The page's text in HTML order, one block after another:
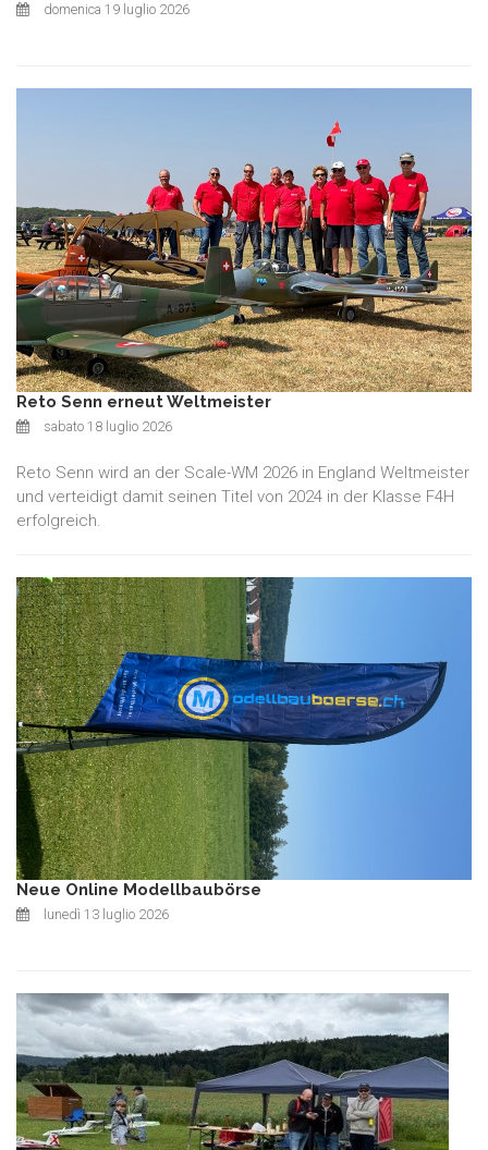
domenica 19 luglio 2026
Reto Senn erneut Weltmeister
sabato 18 luglio 2026
Reto Senn wird an der Scale-WM 2026 in England Weltmeister
und verteidigt damit seinen Titel von 2024 in der Klasse F4H
erfolgreich.
Neue Online Modellbaubörse
lunedì 13 luglio 2026